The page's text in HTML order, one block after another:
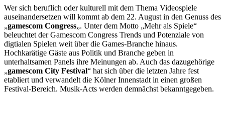
Wer sich beruflich oder kulturell mit dem Thema Videospiele
auseinandersetzen will kommt ab dem 22. August in den Genuss des
„gamescom Congress„. Unter dem Motto „Mehr als Spiele“
beleuchtet der Gamescom Congress Trends und Potenziale von
digtialen Spielen weit über die Games-Branche hinaus.
Hochkarätige Gäste aus Politik und Branche geben in
unterhaltsamen Panels ihre Meinungen ab. Auch das dazugehörige
„gamescom City Festival“ hat sich über die letzten Jahre fest
etabliert und verwandelt die Kölner Innenstadt in einen großen
Festival-Bereich. Musik-Acts werden demnächst bekanntgegeben.